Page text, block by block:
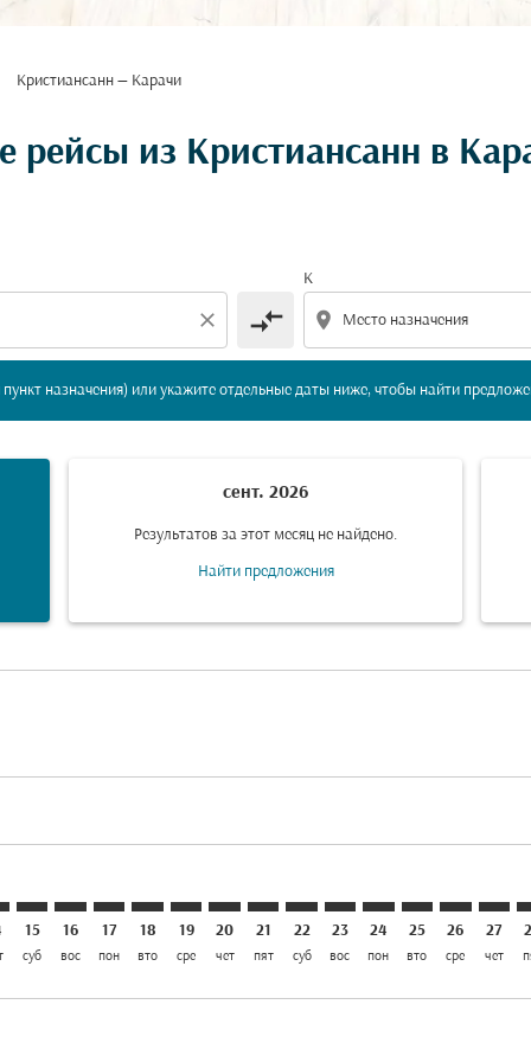
Кристиансанн — Карачи
из Кристиансанн в
close compare_arrows
К
location_on
назначения) или укажите отдельные даты ниже, чтобы найти
и/или пункт назначения) или укажите
сент. 2026
Результатов за этот месяц не найдено.
Найти предложения
15
суб
16
вос
17
пон
18
вто
KRS–KHI: cmp-view-offers-disclaimer.
19
сре
KRS–KHI: cmp-view-offers-
20
чет
KRS–KHI: cmp-view-offers-
21
пят
KRS–KHI: cmp-view-
22
суб
KRS–KHI: cmp-view-
23
вос
KRS–KHI: cmp-
24
пон
KRS–KHI:
25
вто
26
сре
27
чет